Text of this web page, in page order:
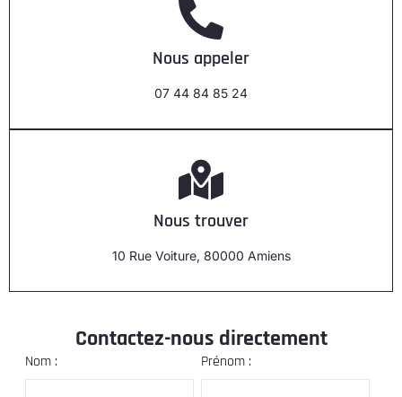
Nous appeler
07 44 84 85 24
Nous trouver
10 Rue Voiture, 80000 Amiens
Contactez-nous directement
Nom : Prénom :